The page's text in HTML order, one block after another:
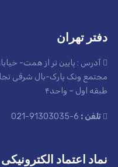
دفتر تهران
آدرس : پایین تر از همت-
مجتمع ونک پارک-بال شرقی
طبقه اول – واحد۴
تلفن : 6-91303035-021
نماد اعتماد الکترونیکی